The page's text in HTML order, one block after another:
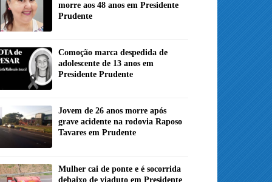
morre aos 48 anos em Presidente
Prudente
Comoção marca despedida de
adolescente de 13 anos em
Presidente Prudente
Jovem de 26 anos morre após
grave acidente na rodovia Raposo
Tavares em Prudente
Mulher cai de ponte e é socorrida
debaixo de viaduto em Presidente